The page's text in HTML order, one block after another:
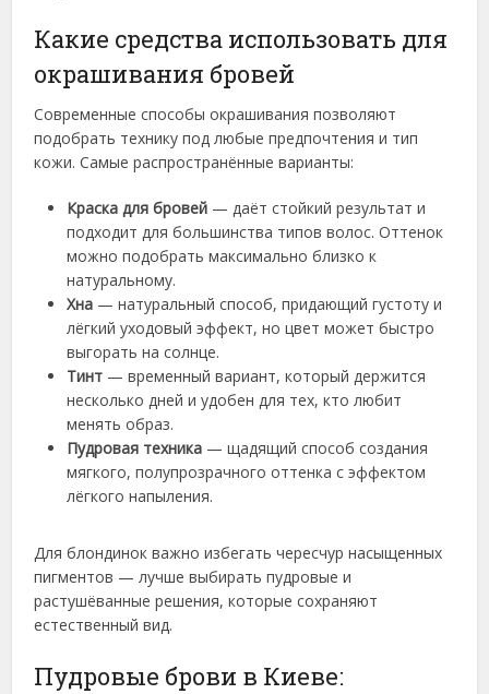
Какие средства использовать для
окрашивания бровей
Современные способы окрашивания позволяют
подобрать технику под любые предпочтения и тип
кожи. Самые распространённые варианты:
Краска для бровей — даёт стойкий результат и
подходит для большинства типов волос. Оттенок
можно подобрать максимально близко к
натуральному.
Хна — натуральный способ, придающий густоту и
лёгкий уходовый эффект, но цвет может быстро
выгорать на солнце.
Тинт — временный вариант, который держится
несколько дней и удобен для тех, кто любит
менять образ.
Пудровая техника — щадящий способ создания
мягкого, полупрозрачного оттенка с эффектом
лёгкого напыления.
Для блондинок важно избегать чересчур насыщенных
пигментов — лучше выбирать пудровые и
растушёванные решения, которые сохраняют
естественный вид.
Пудровые брови в Киеве: